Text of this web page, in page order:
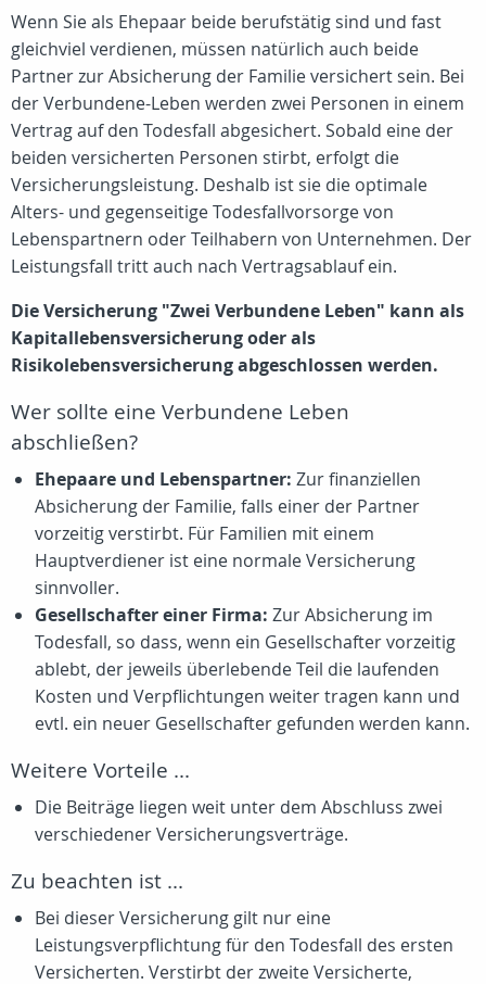
Wenn Sie als Ehepaar beide berufstätig sind und fast
gleichviel verdienen, müssen natürlich auch beide
Partner zur Absicherung der Familie versichert sein. Bei
der Verbundene-Leben werden zwei Personen in einem
Vertrag auf den Todesfall abgesichert. Sobald eine der
beiden versicherten Personen stirbt, erfolgt die
Versicherungsleistung. Deshalb ist sie die optimale
Alters- und gegenseitige Todesfallvorsorge von
Lebenspartnern oder Teilhabern von Unternehmen. Der
Leistungsfall tritt auch nach Vertragsablauf ein.
Die Versicherung "Zwei Verbundene Leben" kann als
Kapitallebensversicherung oder als
Risikolebensversicherung abgeschlossen werden.
Wer sollte eine Verbundene Leben
abschließen?
Ehepaare und Lebenspartner: Zur finanziellen
Absicherung der Familie, falls einer der Partner
vorzeitig verstirbt. Für Familien mit einem
Hauptverdiener ist eine normale Versicherung
sinnvoller.
Gesellschafter einer Firma: Zur Absicherung im
Todesfall, so dass, wenn ein Gesellschafter vorzeitig
ablebt, der jeweils überlebende Teil die laufenden
Kosten und Verpflichtungen weiter tragen kann und
evtl. ein neuer Gesellschafter gefunden werden kann.
Weitere Vorteile ...
Die Beiträge liegen weit unter dem Abschluss zwei
verschiedener Versicherungsverträge.
Zu beachten ist ...
Bei dieser Versicherung gilt nur eine
Leistungsverpflichtung für den Todesfall des ersten
Versicherten. Verstirbt der zweite Versicherte,